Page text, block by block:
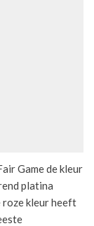
Game de kleur
platina
roze kleur heeft